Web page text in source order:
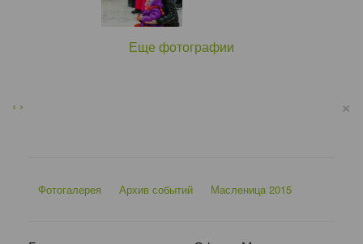
Еще фотографии
‹ › ×
Фотогалерея Архив событий Масленица 2015